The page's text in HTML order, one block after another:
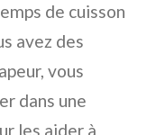
de cuisson
avez des
vous
dans une
les aider à